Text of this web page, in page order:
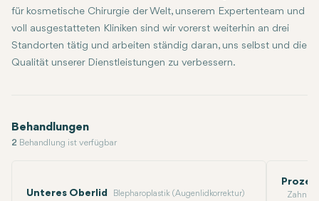
für kosmetische Chirurgie der Welt, unserem Expertenteam und
voll ausgestatteten Kliniken sind wir vorerst weiterhin an drei
Standorten tätig und arbeiten ständig daran, uns selbst und die
Qualität unserer Dienstleistungen zu verbessern.
Behandlungen
2 Behandlung ist verfügbar
Unteres Oberlid Blepharoplastik (Augenlidkorrektur)